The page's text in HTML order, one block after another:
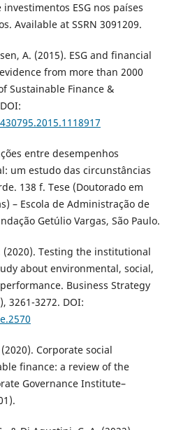
ESG nos países
Available at SSRN 3091209.
A. (2015). ESG and financial
from more than 2000
Sustainable Finance &
entre desempenhos
um estudo das circunstâncias
138 f. Tese (Doutorado em
– Escola de Administração de
Getúlio Vargas, São Paulo.
(2020). Testing the institutional
about environmental, social,
Business Strategy
3261-3272. DOI:
Corporate social
finance: a review of the
Governance Institute–